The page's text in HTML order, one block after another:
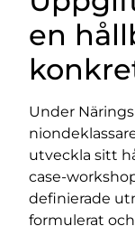
en
Under
utveckla sitt
case-
definierade
formulerat